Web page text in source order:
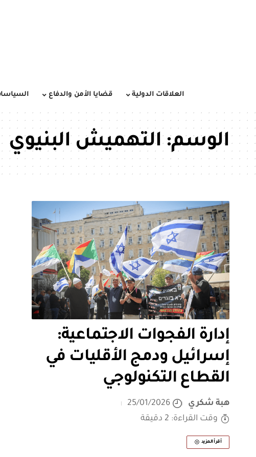
العلاقات الدولية قضايا الأمن والدفاع
الوسم:التهميش البنيوي
إدارة الفجوات الاجتماعية:
إسرائيل ودمج الأقليات في
القطاع التكنولوجي
هبة شكري
25/01/2026
وقت القراءة: 2 دقيقة
أقرأ المزيد